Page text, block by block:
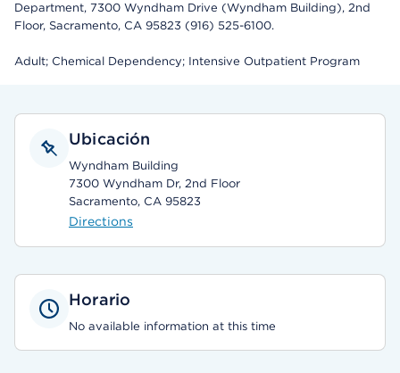
Department, 7300 Wyndham Drive (Wyndham Building), 2nd
Floor, Sacramento, CA 95823 (916) 525-6100.
Adult; Chemical Dependency; Intensive Outpatient Program
Ubicación
Wyndham Building
7300 Wyndham Dr, 2nd Floor
Sacramento, CA 95823
Directions
Horario
No available information at this time